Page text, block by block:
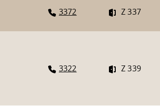
3372 Z 337
3322 Z 339